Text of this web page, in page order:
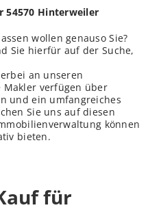
54570 Hinterweiler
wollen genauso Sie?
Sie hierfür auf der Suche,
an unseren
Makler verfügen über
und ein umfangreiches
Sie uns auf diesen
können
bieten.
für